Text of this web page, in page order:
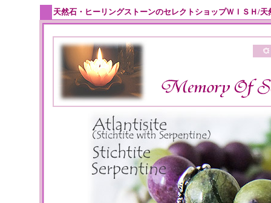
天然石・ヒーリングストーンのセレクトショップＷＩＳＨ/